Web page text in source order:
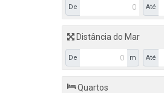
De Até
Distância do Mar
De m Até
Quartos